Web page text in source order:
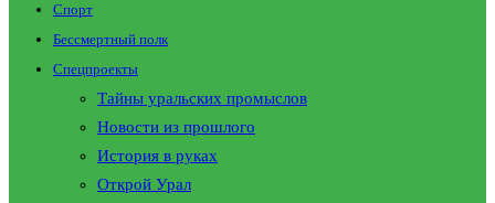
Спорт
Бессмертный полк
Спецпроекты
Тайны уральских промыслов
Новости из прошлого
История в руках
Открой Урал